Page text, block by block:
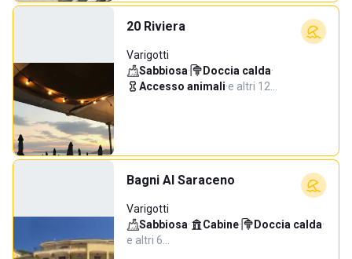
20 Riviera
Varigotti
Sabbiosa· Doccia calda·
Accesso animali·e altri 12…
Bagni Al Saraceno
Varigotti
Sabbiosa· Cabine· Doccia calda·
e altri 6…